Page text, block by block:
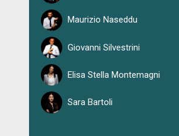
Maurizio Naseddu
Giovanni Silvestrini
Elisa Stella Montemagni
Sara Bartoli